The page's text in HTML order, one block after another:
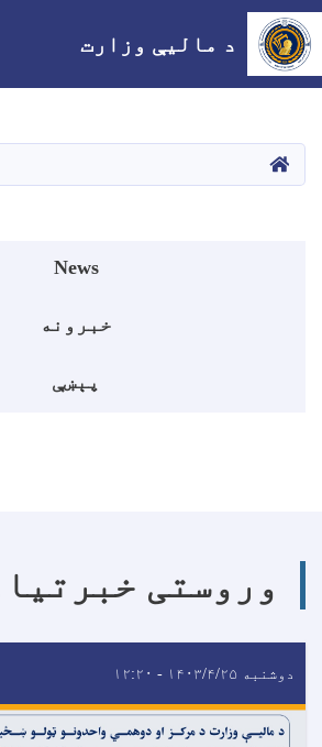
د مالیې وزارت
HOME
News
خبرونه
پېښې
وروستی
دوشنبه ۱۴۰۳/۴/۲۵ - ۱۲:۲۰